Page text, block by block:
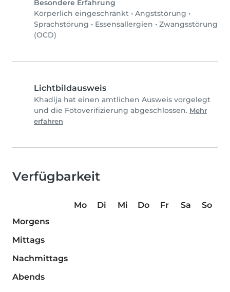
Besondere Erfahrung
Körperlich eingeschränkt • Angststörung •
Sprachstörung • Essensallergien • Zwangsstörung
(OCD)
Lichtbildausweis
Khadija hat einen amtlichen Ausweis vorgelegt
und die Fotoverifizierung abgeschlossen. Mehr
erfahren
Verfügbarkeit
Mo Di Mi Do Fr Sa
So
Morgens
Mittags
Nachmittags
Abends